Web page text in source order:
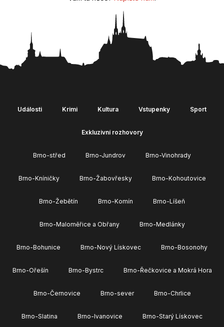
Události Krimi Kultura Vstupenky Sport
Exkluzivní rozhovory
Brno-střed Brno-Jundrov Brno-Vinohrady
Brno-Kníničky Brno-Žabovřesky Brno-Kohoutovice
Brno-Žebětín Brno-Komín Brno-Líšeň
Brno-Maloměřice a Obřany Brno-Medlánky
Brno-Bohunice Brno-Nový Lískovec Brno-Bosonohy
Brno-Ořešín Brno-Bystrc Brno-Řečkovice a Mokrá Hora
Brno-Černovice Brno-sever Brno-Chrlice
Brno-Slatina Brno-Ivanovice Brno-Starý Lískovec